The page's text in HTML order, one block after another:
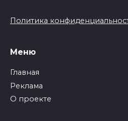
Политика
Меню
Главная
Реклама
О проекте